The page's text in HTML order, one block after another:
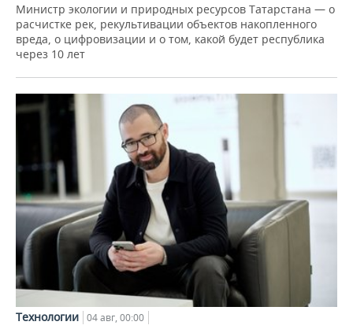
Министр экологии и природных ресурсов Татарстана — о
расчистке рек, рекультивации объектов накопленного
вреда, о цифровизации и о том, какой будет республика
через 10 лет
Технологии 04 авг, 00:00